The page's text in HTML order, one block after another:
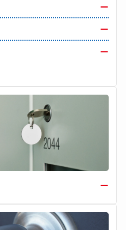
ー
ー
ー
ー